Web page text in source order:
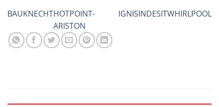
BAUKNECHTHOTPOINT-
ARISTON
IGNISINDESITWHIRLPOOL